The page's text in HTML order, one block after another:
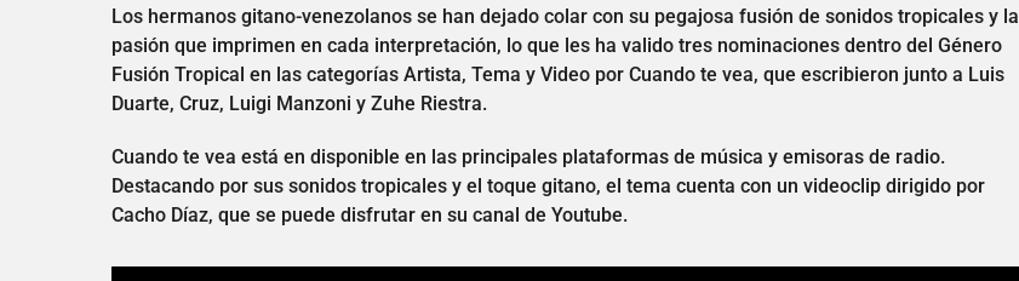
Los hermanos gitano-venezolanos se han dejado colar con su pegajosa fusión de sonidos tropicales y la
pasión que imprimen en cada interpretación, lo que les ha valido tres nominaciones dentro del Género
Fusión Tropical en las categorías Artista, Tema y Video por Cuando te vea, que escribieron junto a Luis
Duarte, Cruz, Luigi Manzoni y Zuhe Riestra.
Cuando te vea está en disponible en las principales plataformas de música y emisoras de radio.
Destacando por sus sonidos tropicales y el toque gitano, el tema cuenta con un videoclip dirigido por
Cacho Díaz, que se puede disfrutar en su canal de Youtube.